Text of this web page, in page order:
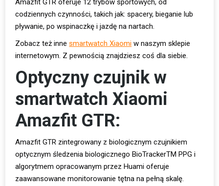
Amazfit GTR oferuje 12 trybów sportowych, od
codziennych czynności, takich jak: spacery, bieganie lub
pływanie, po wspinaczkę i jazdę na nartach.
Zobacz też innesmartwatch Xiaomi w naszym sklepie
internetowym. Z pewnością znajdziesz coś dla siebie.
Optyczny czujnik w
smartwatch Xiaomi
Amazfit GTR:
Amazfit GTR zintegrowany z biologicznym czujnikiem
optycznym śledzenia biologicznego BioTrackerTM PPG i
algorytmem opracowanym przez Huami oferuje
zaawansowane monitorowanie tętna na pełną skalę.